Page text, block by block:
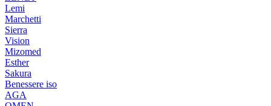
Lemi
Marchetti
Sierra
Vision
Mizomed
Esther
Sakura
Benessere iso
AGA